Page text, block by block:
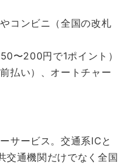
コンビニ（全国の改札
〜200円で1ポイント）
払い）、オートチャー
サービス。交通系ICと
交通機関だけでなく全国